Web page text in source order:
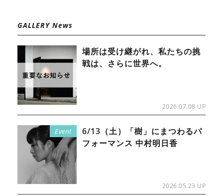
GALLERY News
場所は受け継がれ、私たちの挑
戦は、さらに世界へ。
2026.07.08 UP
Event
6/13（土）「樹」にまつわるパ
フォーマンス 中村明日香
2026.05.23 UP